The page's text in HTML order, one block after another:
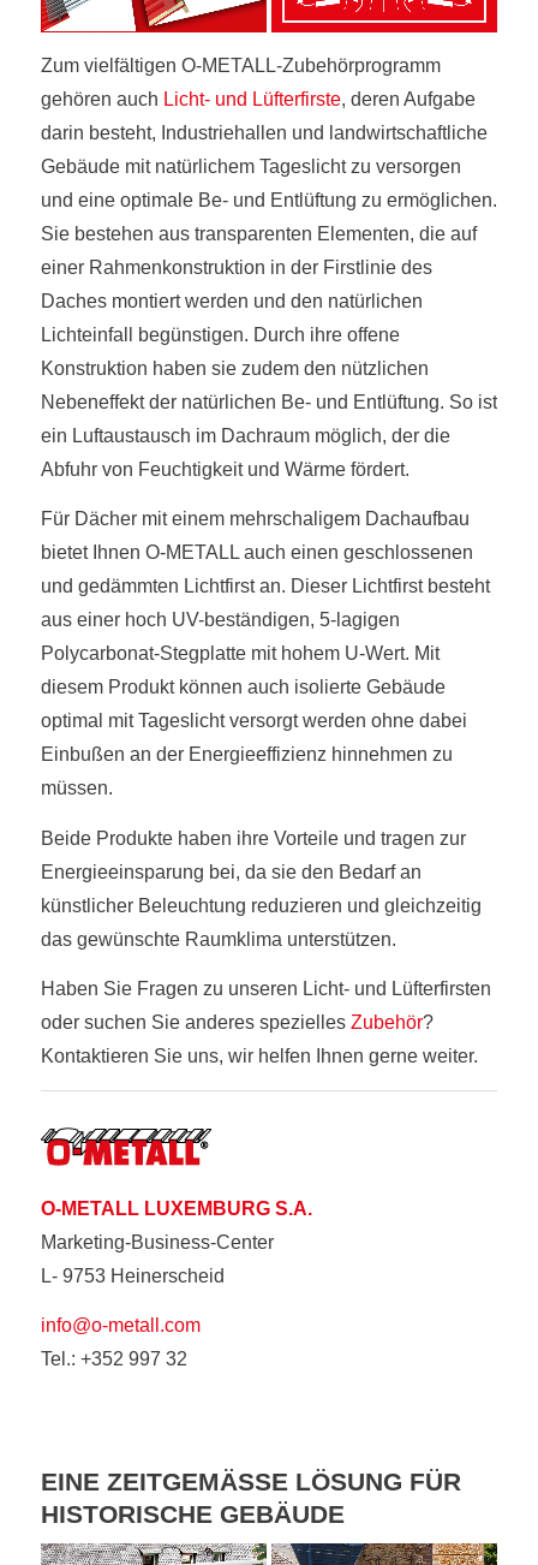
Zum vielfältigen O-METALL-Zubehörprogramm
gehören auch Licht- und Lüfterfirste, deren Aufgabe
darin besteht, Industriehallen und landwirtschaftliche
Gebäude mit natürlichem Tageslicht zu versorgen
und eine optimale Be- und Entlüftung zu ermöglichen.
Sie bestehen aus transparenten Elementen, die auf
einer Rahmenkonstruktion in der Firstlinie des
Daches montiert werden und den natürlichen
Lichteinfall begünstigen. Durch ihre offene
Konstruktion haben sie zudem den nützlichen
Nebeneffekt der natürlichen Be- und Entlüftung. So ist
ein Luftaustausch im Dachraum möglich, der die
Abfuhr von Feuchtigkeit und Wärme fördert.
Für Dächer mit einem mehrschaligem Dachaufbau
bietet Ihnen O-METALL auch einen geschlossenen
und gedämmten Lichtfirst an. Dieser Lichtfirst besteht
aus einer hoch UV-beständigen, 5-lagigen
Polycarbonat-Stegplatte mit hohem U-Wert. Mit
diesem Produkt können auch isolierte Gebäude
optimal mit Tageslicht versorgt werden ohne dabei
Einbußen an der Energieeffizienz hinnehmen zu
müssen.
Beide Produkte haben ihre Vorteile und tragen zur
Energieeinsparung bei, da sie den Bedarf an
künstlicher Beleuchtung reduzieren und gleichzeitig
das gewünschte Raumklima unterstützen.
Haben Sie Fragen zu unseren Licht- und Lüfterfirsten
oder suchen Sie anderes spezielles Zubehör?
Kontaktieren Sie uns, wir helfen Ihnen gerne weiter.
O-METALL LUXEMBURG S.A.
Marketing-Business-Center
L- 9753 Heinerscheid
info@o-metall.com
Tel.: +352 997 32
EINE ZEITGEMÄSSE LÖSUNG FÜR H
ISTORISCHE GEBÄUDE